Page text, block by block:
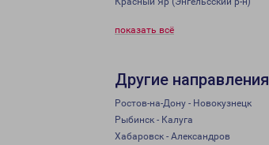
показать всё
Другие направления
Ростов-на-Дону - Новокузнецк
Рыбинск - Калуга
Хабаровск - Александров